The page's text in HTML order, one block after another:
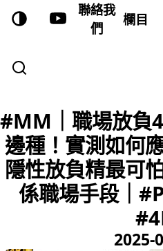
聯絡我
們
欄目
#MM｜職場放負
邊種！實測如何
隱性放負精最可
係職場手段｜
2025-